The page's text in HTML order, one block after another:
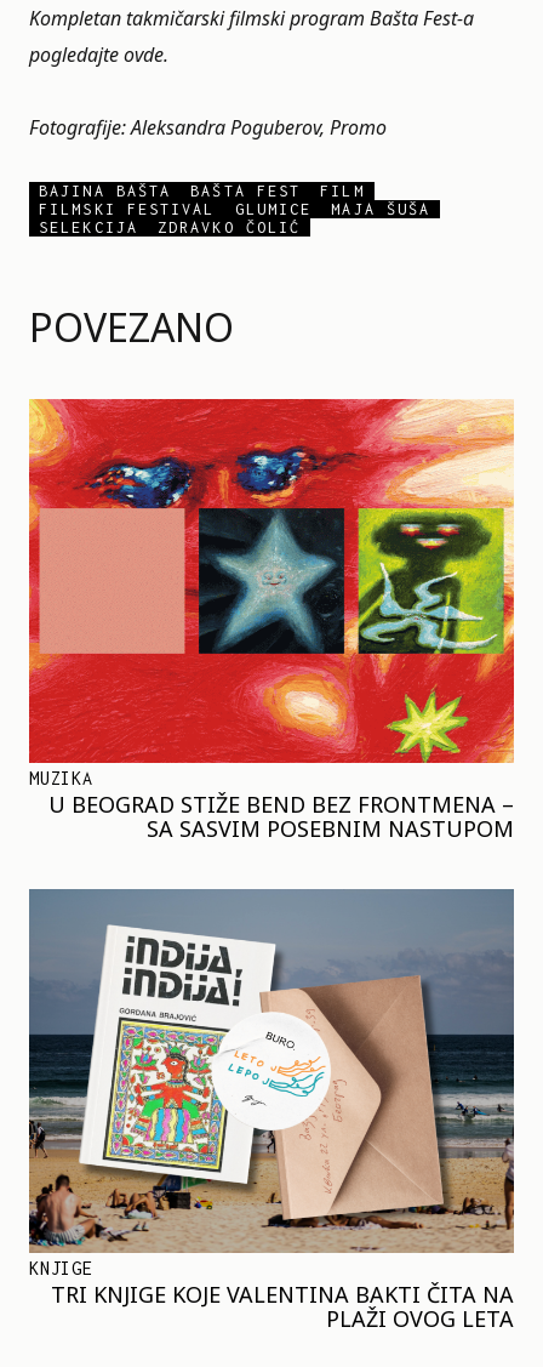
POVEZANO
MUZIKA
U BEOGRAD STIŽE BEND BEZ FRONTMENA –
SA SASVIM POSEBNIM NASTUPOM
KNJIGE
TRI KNJIGE KOJE VALENTINA BAKTI ČITA NA
PLAŽI OVOG LETA
Kompletan takmičarski filmski program Bašta Fest-a
pogledajteovde.
Fotografije: Aleksandra Poguberov, Promo
BAJINA BAŠTA BAŠTA FEST
FILM
FILMSKI FESTIVAL
GLUMICE
MAJA ŠUŠA
SELEKCIJA
ZDRAVKO ČOLIĆ